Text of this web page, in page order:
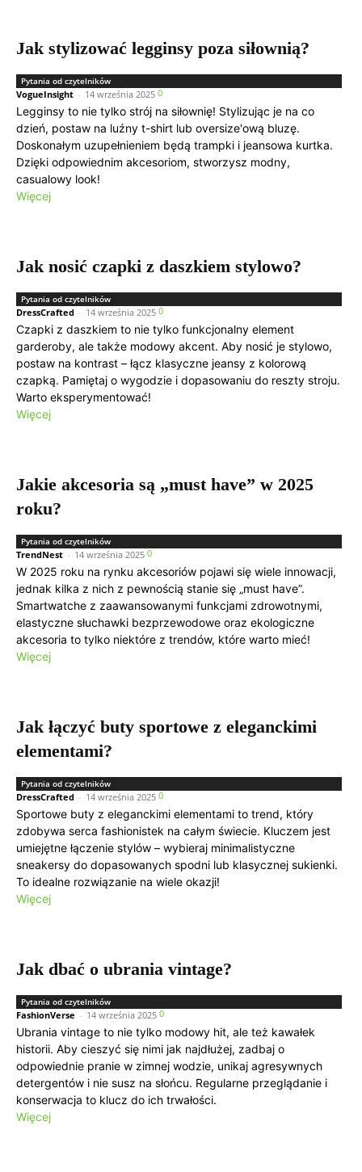
Jak stylizować legginsy poza siłownią?
Pytania od czytelników
VogueInsight - 14 września 2025 0
Legginsy to nie tylko strój na siłownię! Stylizując je na co
dzień, postaw na luźny t-shirt lub oversize'ową bluzę.
Doskonałym uzupełnieniem będą trampki i jeansowa kurtka.
Dzięki odpowiednim akcesoriom, stworzysz modny,
casualowy look!
Więcej
Jak nosić czapki z daszkiem stylowo?
Pytania od czytelników
DressCrafted - 14 września 2025 0
Czapki z daszkiem to nie tylko funkcjonalny element
garderoby, ale także modowy akcent. Aby nosić je stylowo,
postaw na kontrast – łącz klasyczne jeansy z kolorową
czapką. Pamiętaj o wygodzie i dopasowaniu do reszty stroju.
Warto eksperymentować!
Więcej
Jakie akcesoria są „must have” w 2025
roku?
Pytania od czytelników
TrendNest - 14 września 2025 0
W 2025 roku na rynku akcesoriów pojawi się wiele innowacji,
jednak kilka z nich z pewnością stanie się „must have”.
Smartwatche z zaawansowanymi funkcjami zdrowotnymi,
elastyczne słuchawki bezprzewodowe oraz ekologiczne
akcesoria to tylko niektóre z trendów, które warto mieć!
Więcej
Jak łączyć buty sportowe z eleganckimi
elementami?
Pytania od czytelników
DressCrafted - 14 września 2025 0
Sportowe buty z eleganckimi elementami to trend, który
zdobywa serca fashionistek na całym świecie. Kluczem jest
umiejętne łączenie stylów – wybieraj minimalistyczne
sneakersy do dopasowanych spodni lub klasycznej sukienki.
To idealne rozwiązanie na wiele okazji!
Więcej
Jak dbać o ubrania vintage?
Pytania od czytelników
FashionVerse - 14 września 2025 0
Ubrania vintage to nie tylko modowy hit, ale też kawałek
historii. Aby cieszyć się nimi jak najdłużej, zadbaj o
odpowiednie pranie w zimnej wodzie, unikaj agresywnych
detergentów i nie susz na słońcu. Regularne przeglądanie i
konserwacja to klucz do ich trwałości.
Więcej